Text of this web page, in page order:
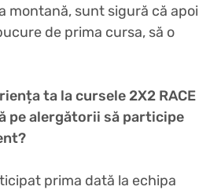
montană, sunt sigură că apoi
de prima cursa, să o
ta la cursele 2X2 RACE
pe alergătorii să participe
prima dată la echipa